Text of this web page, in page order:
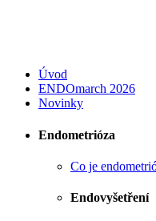
Úvod
ENDOmarch 2026
Novinky
Endometrióza
Co je
Endovyšetření